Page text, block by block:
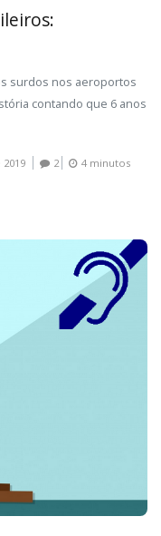
surdos nos aeroportos
contando que 6 anos
2
4 minutos